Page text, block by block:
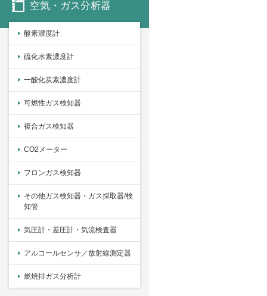
空気・ガス分析器
酸素濃度計
硫化水素濃度計
一酸化炭素濃度計
可燃性ガス検知器
複合ガス検知器
CO2メーター
フロンガス検知器
その他ガス検知器・ガス採取器/検
知管
気圧計・差圧計・気流検査器
アルコールセンサ／放射線測定器
燃焼排ガス分析計